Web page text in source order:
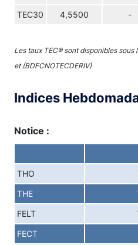
TEC30 4,5500 -
Les taux TEC® sont disponibles sous
et (BDFCNOTECDERIV)
Indices
Notice :
THO
THE
FELT
FECT